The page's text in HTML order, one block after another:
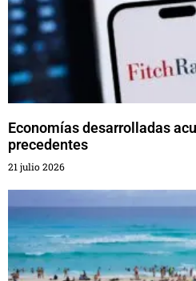
Economías desarrolladas
precedentes
21 julio 2026